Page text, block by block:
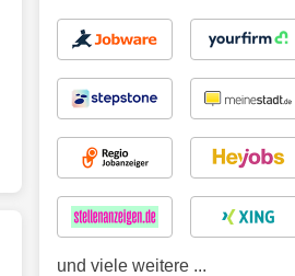
und viele weitere ...